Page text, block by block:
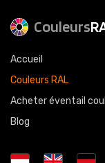
Couleurs
Accueil
Couleurs RAL
Acheter éventail
Blog